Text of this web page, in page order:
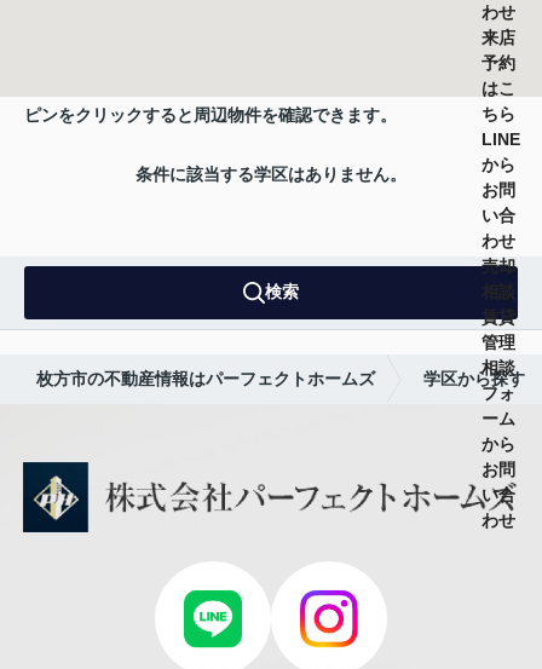
わせ
来店
予約
はこ
ちら
LINE
から
お問
い合
わせ
売却
賃貸
管理
相談
フォ
ーム
から
お問
い合
わせ
ピンをクリックすると周辺物件を確認できます。
条件に該当する学区はありません。
検索
枚方市の不動産情報はパーフェクトホームズ 学区から探す